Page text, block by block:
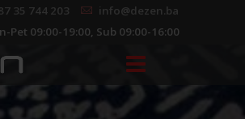
35 744 203
info@dezen.ba
Pet 09:00-19:00, Sub 09:00-16:00